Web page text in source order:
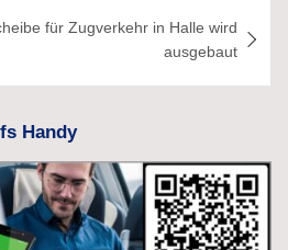
für Zugverkehr in Halle wird
ausgebaut
Handy